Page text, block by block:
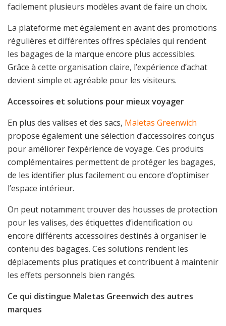
facilement plusieurs modèles avant de faire un choix.
La plateforme met également en avant des promotions
régulières et différentes offres spéciales qui rendent
les bagages de la marque encore plus accessibles.
Grâce à cette organisation claire, l’expérience d’achat
devient simple et agréable pour les visiteurs.
Accessoires et solutions pour mieux voyager
En plus des valises et des sacs, Maletas Greenwich
propose également une sélection d’accessoires conçus
pour améliorer l’expérience de voyage. Ces produits
complémentaires permettent de protéger les bagages,
de les identifier plus facilement ou encore d’optimiser
l’espace intérieur.
On peut notamment trouver des housses de protection
pour les valises, des étiquettes d’identification ou
encore différents accessoires destinés à organiser le
contenu des bagages. Ces solutions rendent les
déplacements plus pratiques et contribuent à maintenir
les effets personnels bien rangés.
Ce qui distingue Maletas Greenwich des autres
marques